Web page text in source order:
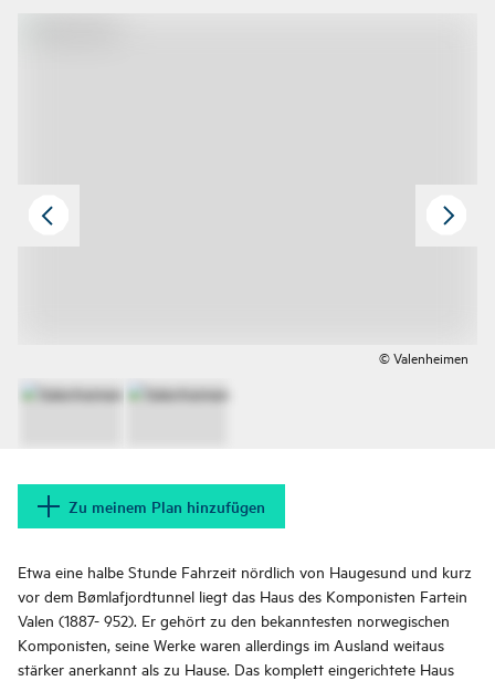
© Valenheimen
Zu meinem Plan hinzufügen
Etwa eine halbe Stunde Fahrzeit nördlich von Haugesund und kurz
vor dem Bømlafjordtunnel liegt das Haus des Komponisten Fartein
Valen (1887- 952). Er gehört zu den bekanntesten norwegischen
Komponisten, seine Werke waren allerdings im Ausland weitaus
stärker anerkannt als zu Hause. Das komplett eingerichtete Haus